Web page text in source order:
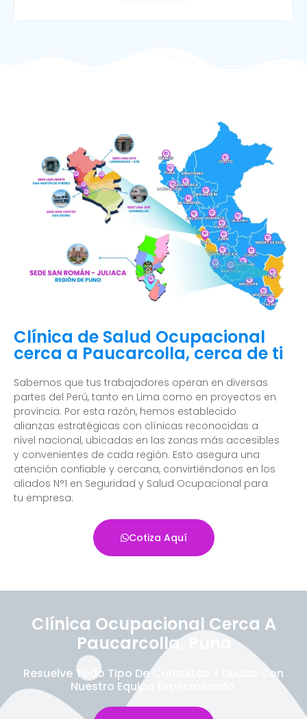
Clínica de Salud Ocupacional
cerca a Paucarcolla, cerca de ti
Sabemos que tus trabajadores operan en diversas
partes del Perú, tanto en Lima como en proyectos en
provincia. Por esta razón, hemos establecido
alianzas estratégicas con clínicas reconocidas a
nivel nacional, ubicadas en las zonas más accesibles
y convenientes de cada región. Esto asegura una
atención confiable y cercana, convirtiéndonos en los
aliados N°1 en Seguridad y Salud Ocupacional para
tu empresa.
Cotiza Aquí
Clínica Ocupacional Cerca A
Paucarcolla, Puno
Resuelve Todo Tipo De Consultas Y Dudas Con
Nuestro Equipo Especializado.